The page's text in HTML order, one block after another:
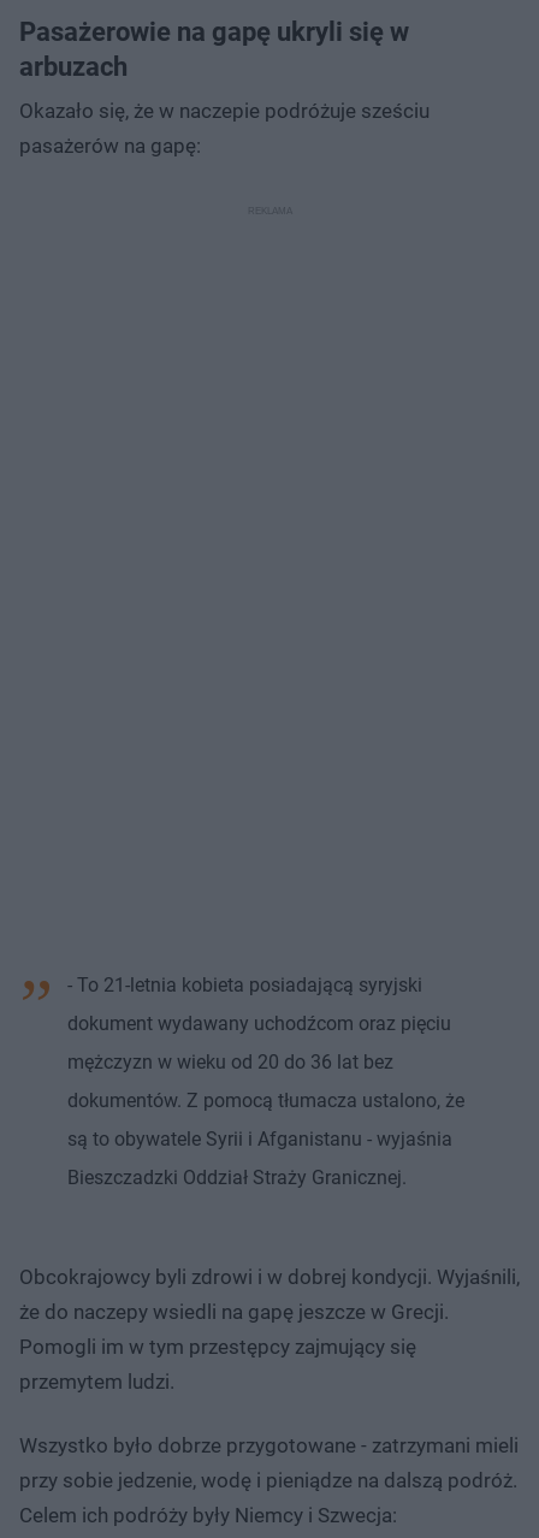
Pasażerowie na gapę ukryli się w
arbuzach
Okazało się, że w naczepie podróżuje sześciu
pasażerów na gapę:
- To 21-letnia kobieta posiadającą syryjski
dokument wydawany uchodźcom oraz pięciu
mężczyzn w wieku od 20 do 36 lat bez
dokumentów. Z pomocą tłumacza ustalono, że
są to obywatele Syrii i Afganistanu - wyjaśnia
Bieszczadzki Oddział Straży Granicznej.
Obcokrajowcy byli zdrowi i w dobrej kondycji. Wyjaśnili,
że do naczepy wsiedli na gapę jeszcze w Grecji.
Pomogli im w tym przestępcy zajmujący się
przemytem ludzi.
Wszystko było dobrze przygotowane - zatrzymani mieli
przy sobie jedzenie, wodę i pieniądze na dalszą podróż.
Celem ich podróży były Niemcy i Szwecja: